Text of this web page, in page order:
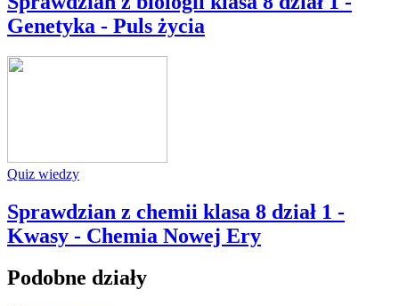
Genetyka - Puls życia
Quiz wiedzy
Sprawdzian z chemii klasa 8 dział 1 -
Kwasy - Chemia Nowej Ery
Podobne działy